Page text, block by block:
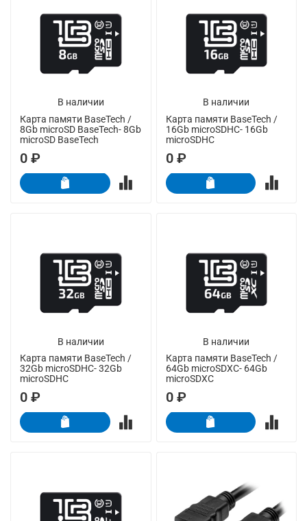
В наличии
Карта памяти BaseTech /
8Gb microSD BaseTech- 8Gb
microSD BaseTech
0 ₽
В наличии
Карта памяти BaseTech /
16Gb microSDHC- 16Gb
microSDHC
0 ₽
В наличии
Карта памяти BaseTech /
32Gb microSDHC- 32Gb
microSDHC
0 ₽
В наличии
Карта памяти BaseTech /
64Gb microSDXC- 64Gb
microSDXC
0 ₽